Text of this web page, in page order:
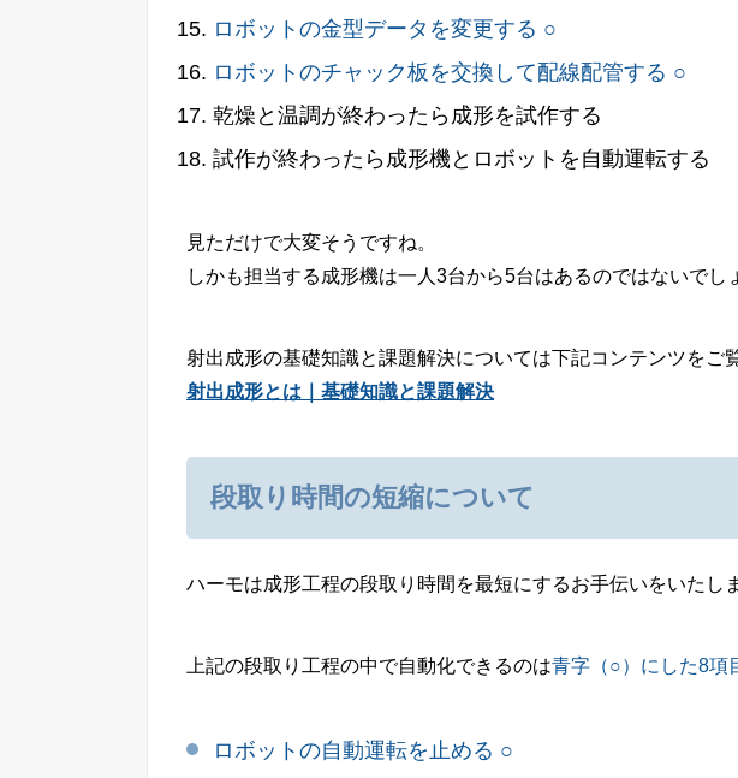
ロボットの金型データを変更する ○
ロボットのチャック板を交換して配線配管する ○
乾燥と温調が終わったら成形を試作する
試作が終わったら成形機とロボットを自動運転する
見ただけで大変そうですね。
しかも担当する成形機は一人3台から5台はあるのではないでし
射出成形の基礎知識と課題解決については下記コンテンツをご
射出成形とは｜基礎知識と課題解決
段取り時間の短縮について
ハーモは成形工程の段取り時間を最短にするお手伝いをいたし
上記の段取り工程の中で自動化できるのは青字（○）にした8項
ロボットの自動運転を止める ○